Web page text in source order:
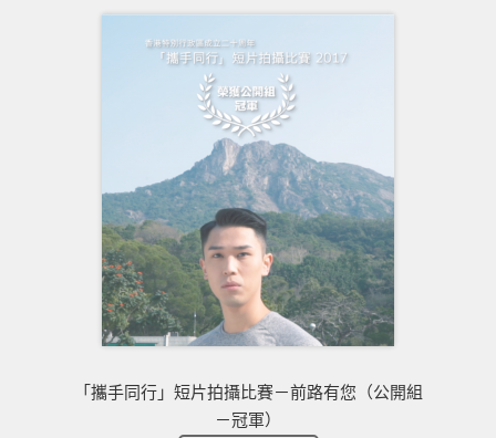
「攜手同行」短片拍攝比賽－前路有您（公開組
－冠軍）